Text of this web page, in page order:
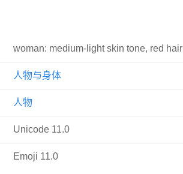
woman: medium-light skin tone, red hair
人物与身体
人物
Unicode 11.0
Emoji 11.0